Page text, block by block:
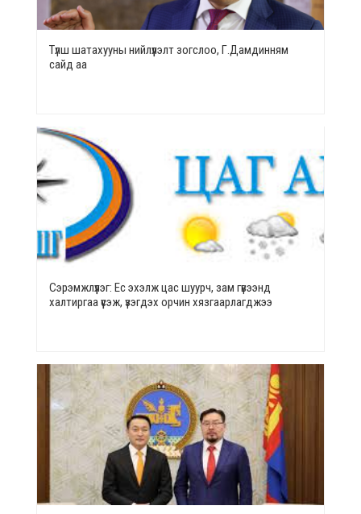
Түлш шатахууны нийлүүлэлт зогслоо, Г.Дамдинням
сайд аа
Сэрэмжлүүлэг: Ес эхэлж цас шуурч, зам гүвээнд
халтиргаа үүсэж, үзэгдэх орчин хязгаарлагджээ